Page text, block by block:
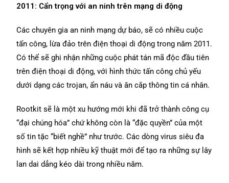
2011: Cẩn trọng với an ninh trên mạng di động
Các chuyên gia an ninh mạng dự báo, sẽ có nhiều cuộc
tấn công, lừa đảo trên điện thoại di động trong năm 2011.
Có thể sẽ ghi nhận những cuộc phát tán mã độc đầu tiên
trên điện thoại di động, với hình thức tấn công chủ yếu
dưới dạng các trojan, ẩn náu và ăn cắp thông tin cá nhân.
Rootkit sẽ là một xu hướng mới khi đã trở thành công cụ
“đại chúng hóa” chứ không còn là “đặc quyền” của một
số tin tặc “biết nghề” như trước. Các dòng virus siêu đa
hình sẽ kết hợp nhiều kỹ thuật mới để tạo ra những sự lây
lan dai dẳng kéo dài trong nhiều năm.